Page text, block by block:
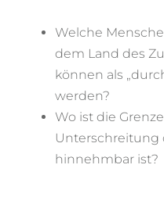
Welche
dem Land des
können als
werden?
Wo ist die
Unterschreitung
hinnehmbar ist?